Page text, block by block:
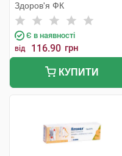
Здоров'я ФК
Є в наявності
від 116.90 грн
КУПИТИ